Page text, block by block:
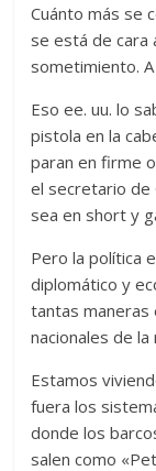
Cuánto más se
se está de cara
sometimiento.
Eso ee. uu. lo
pistola en la
paran en firme
el secretario de
sea en short y
Pero la política
diplomático y
tantas maneras
nacionales de la
Estamos
fuera los
donde los
salen como